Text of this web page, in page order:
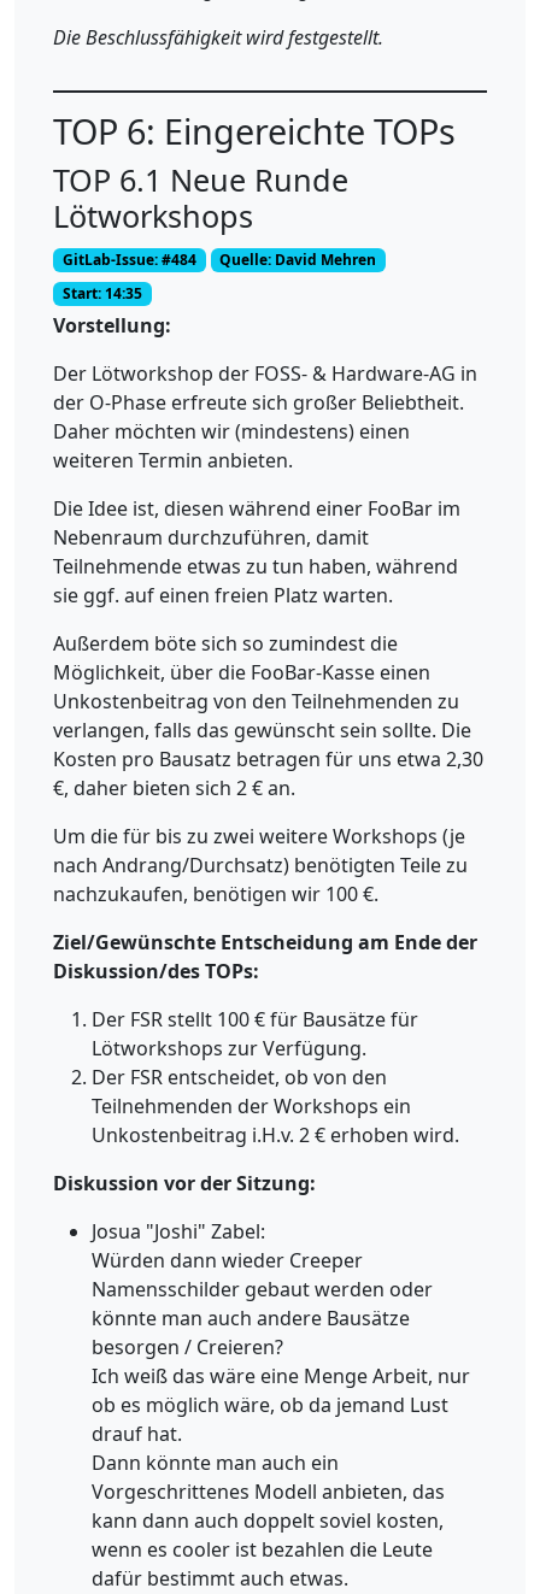
Die Beschlussfähigkeit wird festgestellt.
TOP 6: Eingereichte TOPs
TOP 6.1 Neue Runde
Lötworkshops
GitLab-Issue: #484
Quelle: David Mehren
Start: 14:35
Vorstellung:
Der Lötworkshop der FOSS- & Hardware-AG in
der O-Phase erfreute sich großer Beliebtheit.
Daher möchten wir (mindestens) einen
weiteren Termin anbieten.
Die Idee ist, diesen während einer FooBar im
Nebenraum durchzuführen, damit
Teilnehmende etwas zu tun haben, während
sie ggf. auf einen freien Platz warten.
Außerdem böte sich so zumindest die
Möglichkeit, über die FooBar-Kasse einen
Unkostenbeitrag von den Teilnehmenden zu
verlangen, falls das gewünscht sein sollte. Die
Kosten pro Bausatz betragen für uns etwa 2,30
€, daher bieten sich 2 € an.
Um die für bis zu zwei weitere Workshops (je
nach Andrang/Durchsatz) benötigten Teile zu
nachzukaufen, benötigen wir 100 €.
Ziel/Gewünschte Entscheidung am Ende der
Diskussion/des TOPs:
Der FSR stellt 100 € für Bausätze für
Lötworkshops zur Verfügung.
Der FSR entscheidet, ob von den
Teilnehmenden der Workshops ein
Unkostenbeitrag i.H.v. 2 € erhoben wird.
Diskussion vor der Sitzung:
Josua "Joshi" Zabel:
Würden dann wieder Creeper
Namensschilder gebaut werden oder
könnte man auch andere Bausätze
besorgen / Creieren?
Ich weiß das wäre eine Menge Arbeit, nur
ob es möglich wäre, ob da jemand Lust
drauf hat.
Dann könnte man auch ein
Vorgeschrittenes Modell anbieten, das
kann dann auch doppelt soviel kosten,
wenn es cooler ist bezahlen die Leute
dafür bestimmt auch etwas.